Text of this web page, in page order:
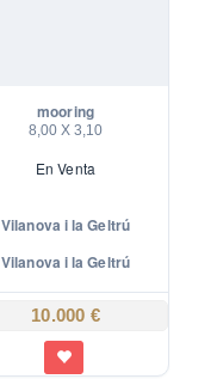
mooring
8,00 X 3,10
En Venta
Vilanova i la Geltrú
Vilanova i la Geltrú
10.000 €